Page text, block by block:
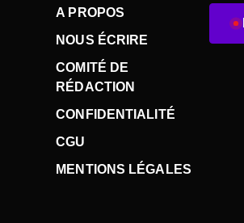
A PROPOS
NOUS ÉCRIRE
COMITÉ DE
RÉDACTION
CONFIDENTIALITÉ
CGU
MENTIONS LÉGALES